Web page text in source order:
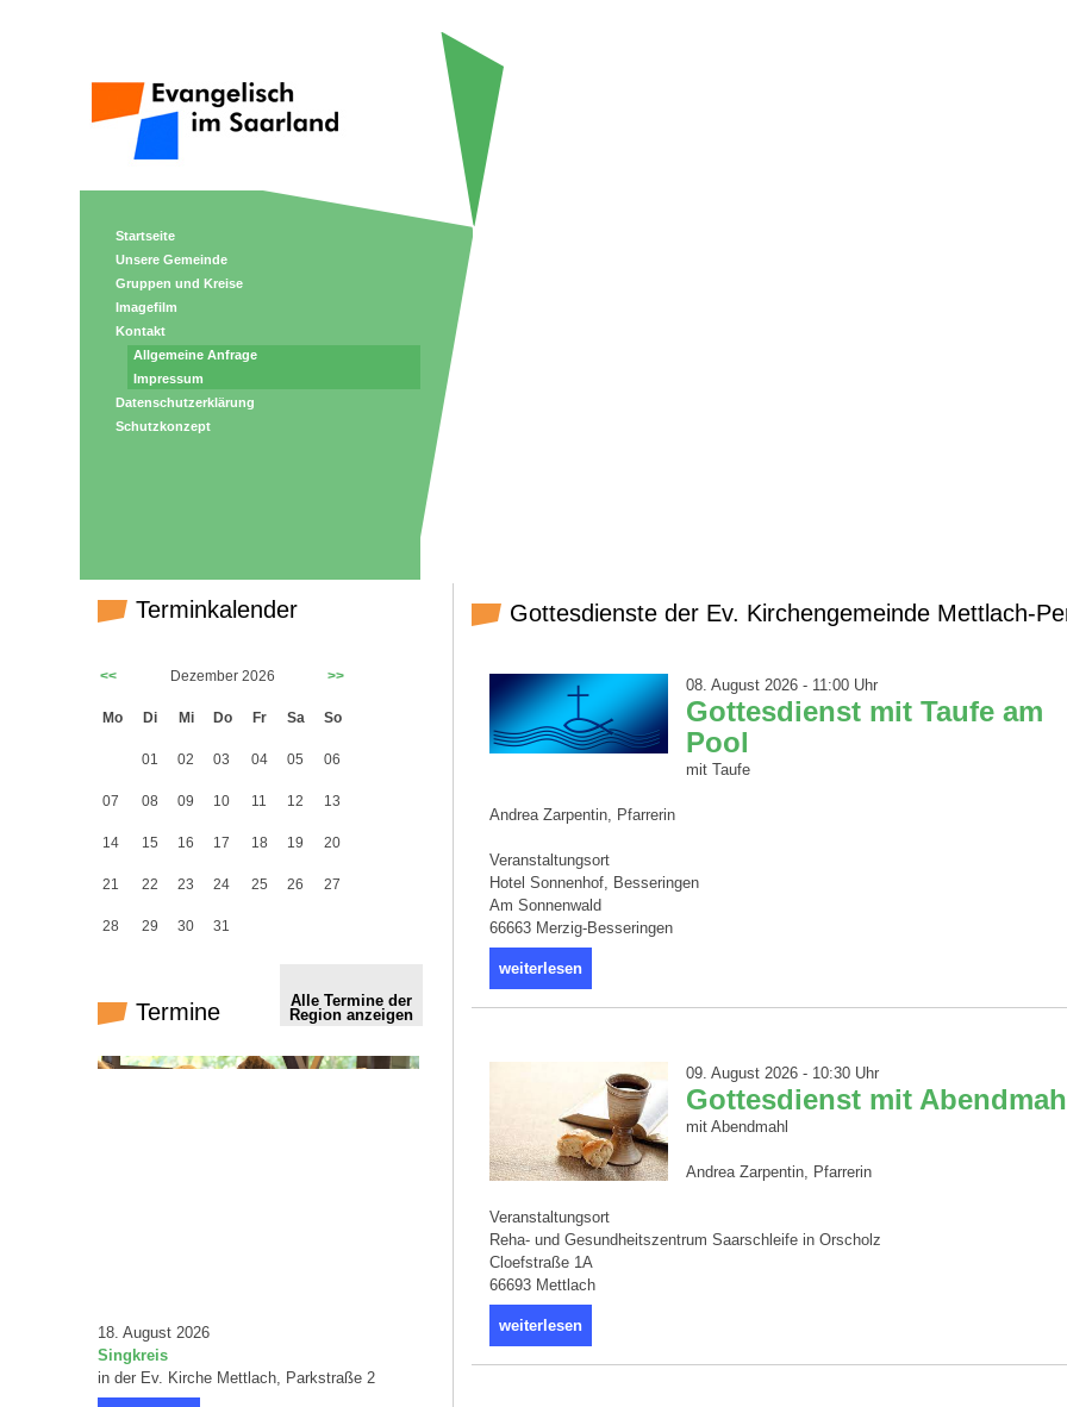
Startseite
Unsere Gemeinde
Gruppen und Kreise
Imagefilm
Kontakt
Allgemeine Anfrage
Impressum
Datenschutzerklärung
Schutzkonzept
Terminkalender
<< Dezember 2026 >>
Mo Di Mi Do Fr Sa So
01 02 03 04 05 06
07 08 09 10 11 12 13
14 15 16 17 18 19 20
21 22 23 24 25 26 27
28 29 30 31
Termine
Alle Termine der
Region anzeigen
18. August 2026
Singkreis
in der Ev. Kirche Mettlach, Parkstraße 2
Gottesdienste der Ev. Kirchengemeinde Mettlach-
08. August 2026 - 11:00 Uhr
Gottesdienst mit Taufe am
Pool
mit Taufe
Andrea Zarpentin, Pfarrerin
Veranstaltungsort
Hotel Sonnenhof, Besseringen
Am Sonnenwald
66663 Merzig-Besseringen
weiterlesen
09. August 2026 - 10:30 Uhr
Gottesdienst mit
mit Abendmahl
Andrea Zarpentin, Pfarrerin
Veranstaltungsort
Reha- und Gesundheitszentrum Saarschleife in Orscholz
Cloefstraße 1A
66693 Mettlach
weiterlesen